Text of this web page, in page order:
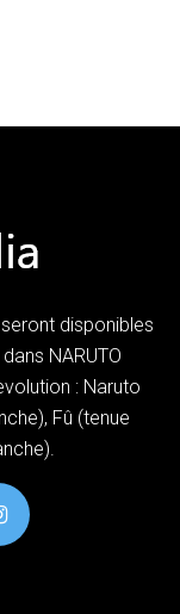
disponibles
NARUTO
: Naruto
Fû (tenue